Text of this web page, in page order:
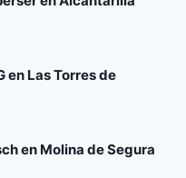
en Las Torres de
en Molina de Segura